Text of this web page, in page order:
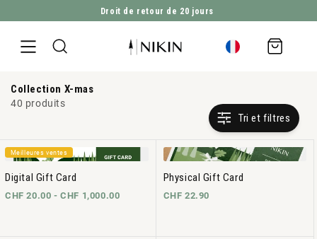
ALLER DIRECTEMENT AU CONTENU
Droit de retour de 20 jours
Panier
d'achat
Collection X-mas
40 produits
Tri et filtres
Meilleures ventes
Digital Gift Card
CHF 20.00 -CHF 1,000.00
Physical Gift Card
CHF 22.90